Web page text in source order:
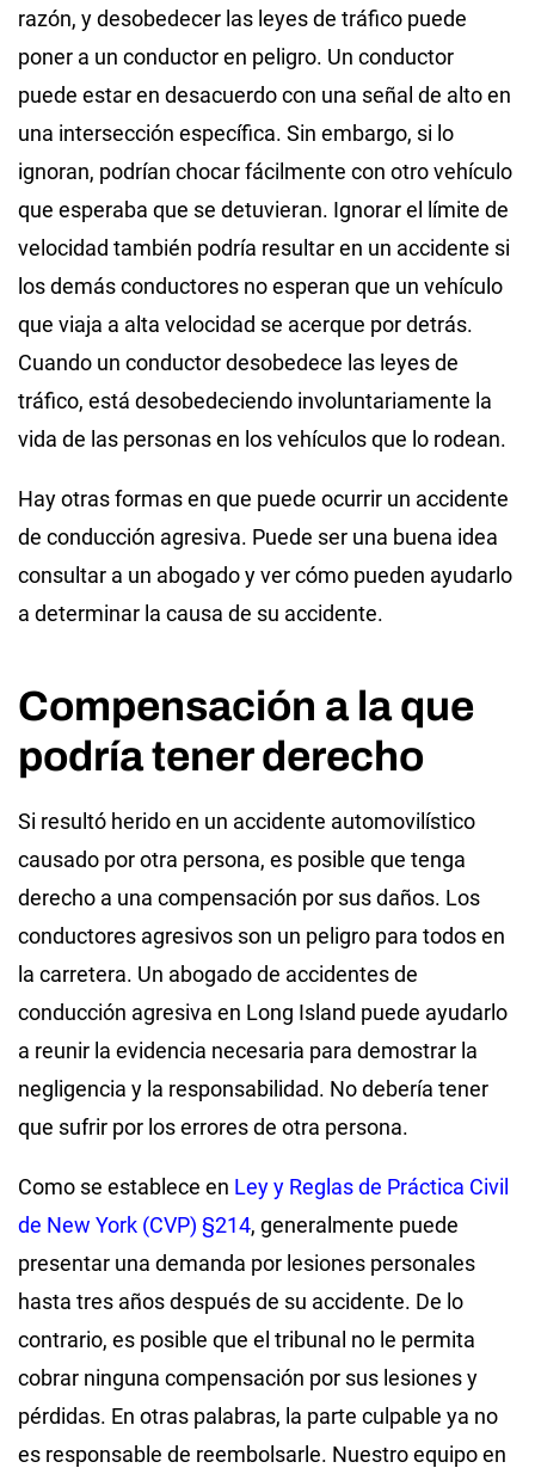
razón, y desobedecer las leyes de tráfico puede
poner a un conductor en peligro. Un conductor
puede estar en desacuerdo con una señal de alto en
una intersección específica. Sin embargo, si lo
ignoran, podrían chocar fácilmente con otro vehículo
que esperaba que se detuvieran. Ignorar el límite de
velocidad también podría resultar en un accidente si
los demás conductores no esperan que un vehículo
que viaja a alta velocidad se acerque por detrás.
Cuando un conductor desobedece las leyes de
tráfico, está desobedeciendo involuntariamente la
vida de las personas en los vehículos que lo rodean.
Hay otras formas en que puede ocurrir un accidente
de conducción agresiva. Puede ser una buena idea
consultar a un abogado y ver cómo pueden ayudarlo
a determinar la causa de su accidente.
Compensación a la que
podría tener derecho
Si resultó herido en un accidente automovilístico
causado por otra persona, es posible que tenga
derecho a una compensación por sus daños. Los
conductores agresivos son un peligro para todos en
la carretera. Un abogado de accidentes de
conducción agresiva en Long Island puede ayudarlo
a reunir la evidencia necesaria para demostrar la
negligencia y la responsabilidad. No debería tener
que sufrir por los errores de otra persona.
Como se establece en Ley y Reglas de Práctica Civil
de New York (CVP) §214, generalmente puede
presentar una demanda por lesiones personales
hasta tres años después de su accidente. De lo
contrario, es posible que el tribunal no le permita
cobrar ninguna compensación por sus lesiones y
pérdidas. En otras palabras, la parte culpable ya no
es responsable de reembolsarle. Nuestro equipo en